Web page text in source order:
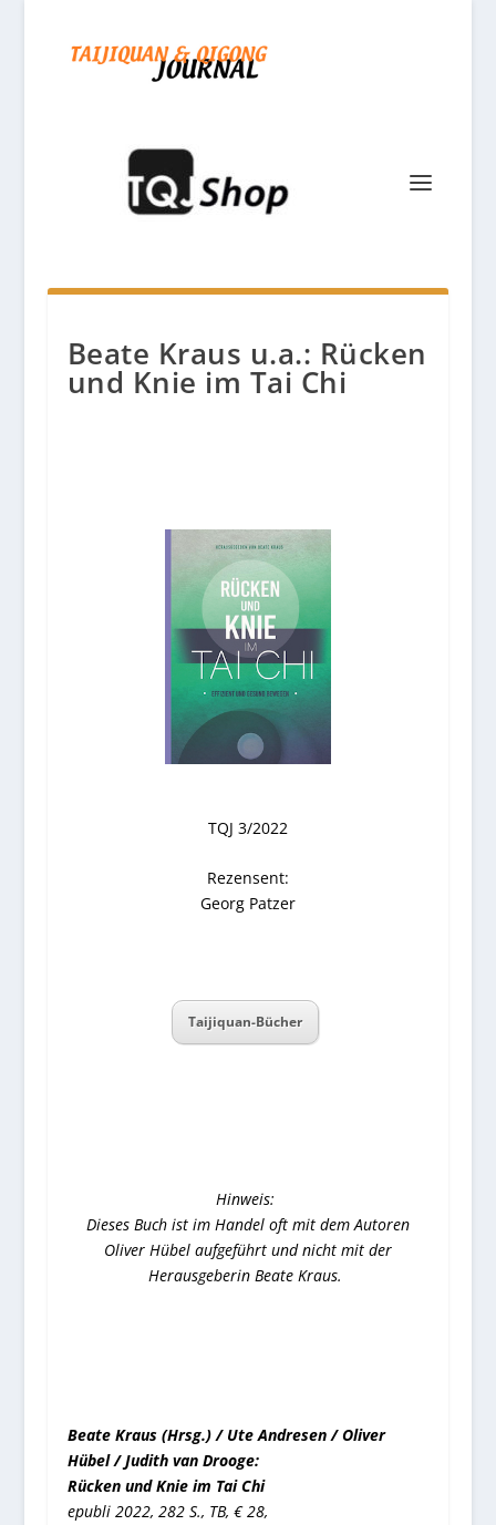
Beate Kraus u.a.: Rücken
und Knie im Tai Chi
TQJ 3/2022
Rezensent:
Georg Patzer
Taijiquan-Bücher
Hinweis:
Dieses Buch ist im Handel oft mit dem Autoren
Oliver Hübel aufgeführt und nicht mit der
Herausgeberin Beate Kraus.
Beate Kraus (Hrsg.) / Ute Andresen / Oliver
Hübel / Judith van Drooge:
Rücken und Knie im Tai Chi
epubli 2022, 282 S., TB, € 28,